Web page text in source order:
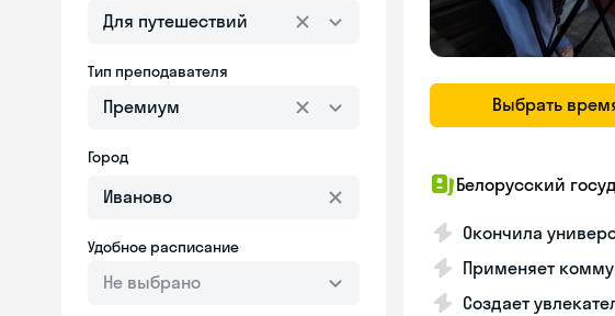
Для путешествий
Тип преподавателя
Премиум
Город
Удобное расписание
Не выбрано
Выбрать
Белорусский
Окончила
Применяет
Создает